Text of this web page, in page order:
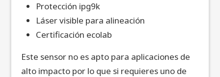
Protección ipg9k
Láser visible para alineación
Certificación ecolab
Este sensor no es apto para aplicaciones de
alto impacto por lo que si requieres uno de